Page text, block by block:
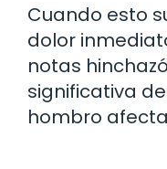
Cuando esto
dolor
notas
significativa
hombro